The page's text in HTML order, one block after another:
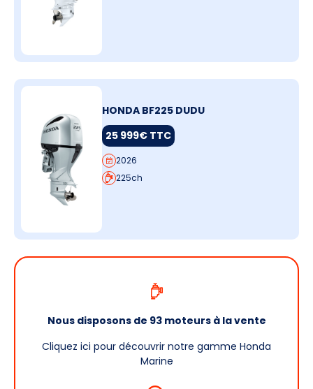
HONDA BF225 DUDU
25 999€ TTC
2026
225ch
Nous disposons de 93 moteurs à la vente
Cliquez ici pour découvrir notre gamme Honda
Marine